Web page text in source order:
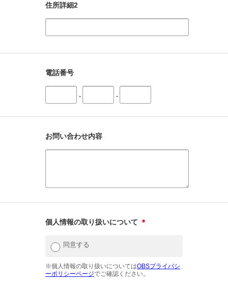
住所詳細2
電話番号
- -
お問い合わせ内容
個人情報の取り扱いについて ＊
同意する
※個人情報の取り扱いについてはOBSプライバシ
ーポリシーページでご確認ください。